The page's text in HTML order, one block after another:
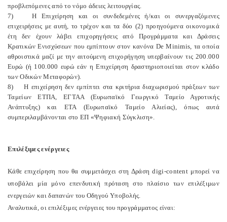
προβλεπόμενες από το νόμο άδειες λειτουργίας.
7) Η Επιχείρηση και οι συνδεδεμένες ή/και οι συνεργαζόμενες
επιχειρήσεις με αυτή, τo τρέχον και τα δύο (2) προηγούμενα οικονομικά
έτη δεν έχουν λάβει επιχορηγήσεις από Προγράμματα και Δράσεις
Κρατικών Ενισχύσεων που εμπίπτουν στον κανόνα De Minimis, τα οποία
αθροιστικά μαζί με την αιτούμενη επιχορήγηση υπερβαίνουν τις 200.000
Ευρώ (ή 100.000 ευρώ εάν η Επιχείρηση δραστηριοποιείται στον κλάδο
των Οδικών Μεταφορών).
8) Η επιχείρηση δεν εμπίπτει στα κριτήρια διαχωρισμού πράξεων των
Ταμείων ΕΤΠΑ, ΕΓΤΑΑ (Ευρωπαϊκό Γεωργικό Ταμείο Αγροτικής
Ανάπτυξης) και ΕΤΑ (Ευρωπαϊκό Ταμείο Αλιείας), όπως αυτά
συμπεριλαμβάνονται στο ΕΠ «Ψηφιακή Σύγκλιση».
Επιλέξιμες ενέργειες
Κάθε επιχείρηση που θα συμμετάσχει στη Δράση digi-content μπορεί να
υποβάλει μία μόνο επενδυτική πρόταση στο πλαίσιο των επιλέξιμων
ενεργειών και δαπανών του Οδηγού Υποβολής.
Αναλυτικά, οι επιλέξιμες ενέργειες του προγράμματος είναι: